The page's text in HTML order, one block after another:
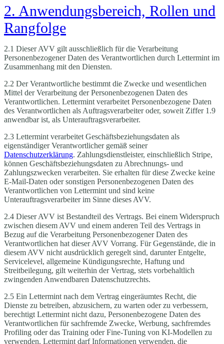
2. Anwendungsbereich, Rollen und
Rangfolge
2.1 Dieser AVV gilt ausschließlich für die Verarbeitung
Personenbezogener Daten des Verantwortlichen durch Lettermint im
Zusammenhang mit den Diensten.
2.2 Der Verantwortliche bestimmt die Zwecke und wesentlichen
Mittel der Verarbeitung der Personenbezogenen Daten des
Verantwortlichen. Lettermint verarbeitet Personenbezogene Daten
des Verantwortlichen als Auftragsverarbeiter oder, soweit Ziffer 1.9
anwendbar ist, als Unterauftragsverarbeiter.
2.3 Lettermint verarbeitet Geschäftsbeziehungsdaten als
eigenständiger Verantwortlicher gemäß seiner
Datenschutzerklärung. Zahlungsdienstleister, einschließlich Stripe,
können Geschäftsbeziehungsdaten zu Abrechnungs- und
Zahlungszwecken verarbeiten. Sie erhalten für diese Zwecke keine
E-Mail-Daten oder sonstigen Personenbezogenen Daten des
Verantwortlichen von Lettermint und sind keine
Unterauftragsverarbeiter im Sinne dieses AVV.
2.4 Dieser AVV ist Bestandteil des Vertrags. Bei einem Widerspruch
zwischen diesem AVV und einem anderen Teil des Vertrags in
Bezug auf die Verarbeitung Personenbezogener Daten des
Verantwortlichen hat dieser AVV Vorrang. Für Gegenstände, die in
diesem AVV nicht ausdrücklich geregelt sind, darunter Entgelte,
Servicelevel, allgemeine Kündigungsrechte, Haftung und
Streitbeilegung, gilt weiterhin der Vertrag, stets vorbehaltlich
zwingenden Anwendbaren Datenschutzrechts.
2.5 Ein Lettermint nach dem Vertrag eingeräumtes Recht, die
Dienste zu betreiben, abzusichern, zu warten oder zu verbessern,
berechtigt Lettermint nicht dazu, Personenbezogene Daten des
Verantwortlichen für sachfremde Zwecke, Werbung, sachfremdes
Profiling oder das Training oder Fine-Tuning von KI-Modellen zu
verwenden. Lettermint darf Informationen verwenden, die